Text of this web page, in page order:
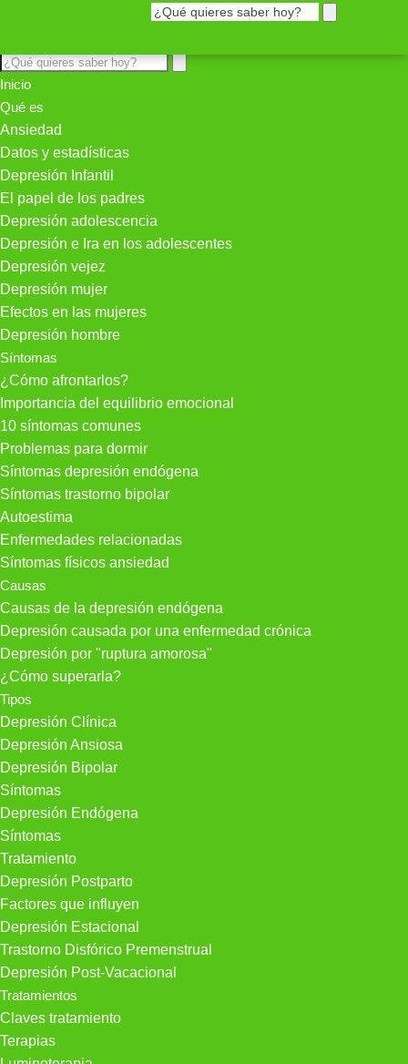
Inicio
Qué es
Ansiedad
Datos y estadísticas
Depresión Infantil
El papel de los padres
Depresión adolescencia
Depresión e Ira en los adolescentes
Depresión vejez
Depresión mujer
Efectos en las mujeres
Depresión hombre
Síntomas
¿Cómo afrontarlos?
Importancia del equilibrio emocional
10 síntomas comunes
Problemas para dormir
Síntomas depresión endógena
Síntomas trastorno bipolar
Autoestima
Enfermedades relacionadas
Síntomas físicos ansiedad
Causas
Causas de la depresión endógena
Depresión causada por una enfermedad crónica
Depresión por "ruptura amorosa"
¿Cómo superarla?
Tipos
Depresión Clínica
Depresión Ansiosa
Depresión Bipolar
Síntomas
Depresión Endógena
Síntomas
Tratamiento
Depresión Postparto
Factores que influyen
Depresión Estacional
Trastorno Disfórico Premenstrual
Depresión Post-Vacacional
Tratamientos
Claves tratamiento
Terapias